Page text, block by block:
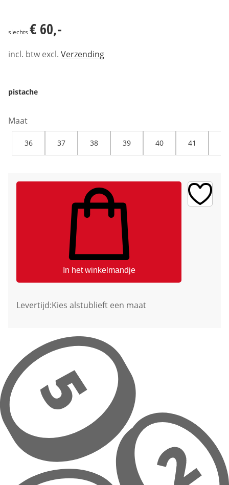
slechts € 60,-
incl. btw excl. Verzending
pistache
Maat
36 37 38 39 40 41
In het winkelmandje
Levertijd:Kies alstublieft een maat